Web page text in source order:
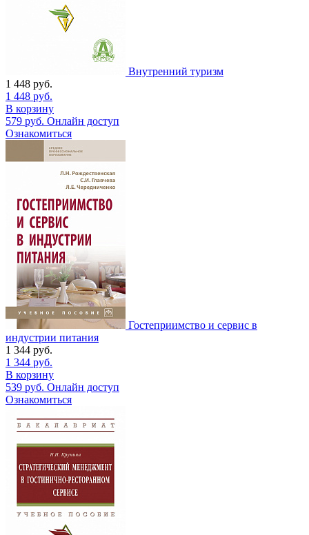
Внутренний туризм
1 448 руб.
1 448 руб.
В корзину
579 руб. Онлайн доступ
Ознакомиться
Гостеприимство и сервис в
индустрии питания
1 344 руб.
1 344 руб.
В корзину
539 руб. Онлайн доступ
Ознакомиться